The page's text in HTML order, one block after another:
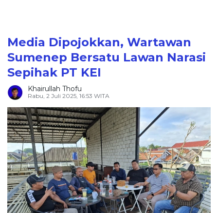
Media Dipojokkan, Wartawan
Sumenep Bersatu Lawan Narasi
Sepihak PT KEI
Khairullah Thofu
Rabu, 2 Juli 2025, 16:53 WITA